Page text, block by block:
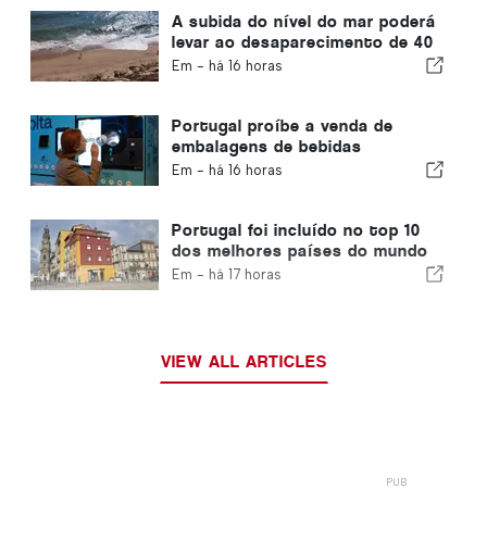
A subida do nível do mar poderá
levar ao desaparecimento de 40
por cento das praias de
Em - há 16 horas
Portugal proíbe a venda de
embalagens de bebidas
descartáveis sem o selo «Volta»
Em - há 16 horas
Portugal foi incluído no top 10
dos melhores países do mundo
para expatriados
Em - há 17 horas
VIEW ALL ARTICLES